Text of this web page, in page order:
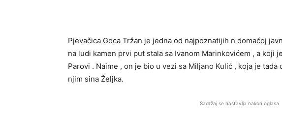
Pjevačica Goca Tržan je jedna od najpoznatijih n domaćoj
na ludi kamen prvi put stala sa Ivanom Marinkovićem , a koji
Parovi . Naime , on je bio u vezi sa Miljano Kulić , koja je
njim sina Željka.
Sadržaj se nastavlja nakon oglasa